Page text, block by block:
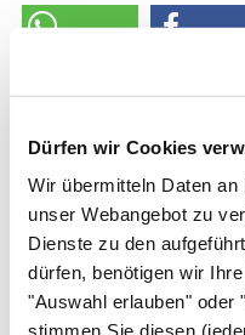
Dürfen wir Cookies
Wir übermitteln Daten an
unser Webangebot zu
Dienste zu den
dürfen, benötigen wir
"Auswahl erlauben" oder
stimmen Sie diesen
Wichtiger Hinweis:
wissenschaftlichen
Mediziner*innen geprüft
kommunizierten
die professionelle